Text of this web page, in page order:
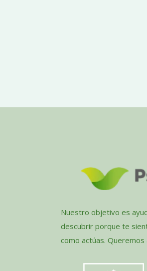
Nuestro objetivo es
descubrir porque te
como actúas.